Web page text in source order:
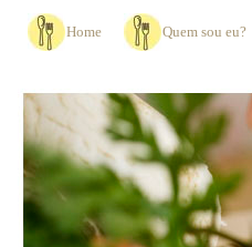
Home Quem sou eu?